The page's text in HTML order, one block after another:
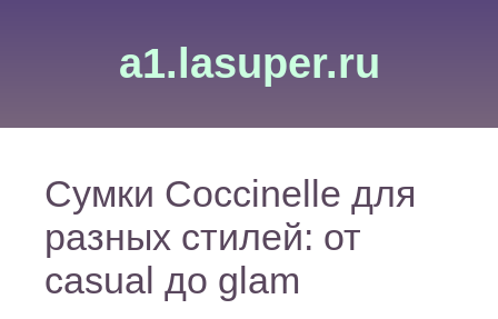
a1.lasuper.ru
Сумки Coccinelle для
разных стилей: от
casual до glam